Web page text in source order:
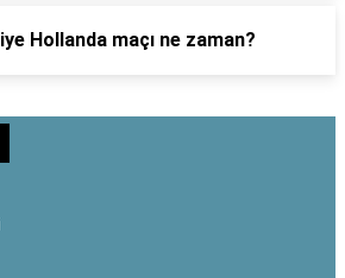
Hollanda maçı ne zaman?